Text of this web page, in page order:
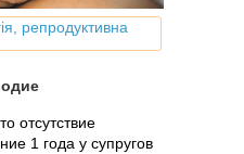
репродуктивна
отсутствие
1 года у супругов